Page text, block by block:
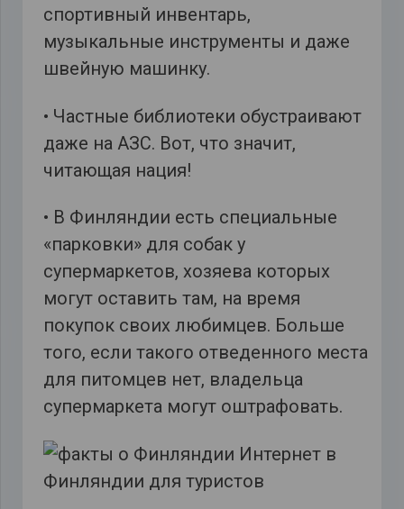
спортивный инвентарь,
музыкальные инструменты и даже
швейную машинку.
• Частные библиотеки обустраивают
даже на АЗС. Вот, что значит,
читающая нация!
• В Финляндии есть специальные
«парковки» для собак у
супермаркетов, хозяева которых
могут оставить там, на время
покупок своих любимцев. Больше
того, если такого отведенного места
для питомцев нет, владельца
супермаркета могут оштрафовать.